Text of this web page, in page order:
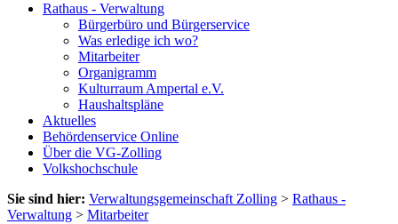
Rathaus - Verwaltung
Bürgerbüro und Bürgerservice
Was erledige ich wo?
Mitarbeiter
Organigramm
Kulturraum Ampertal e.V.
Haushaltspläne
Aktuelles
Behördenservice Online
Über die VG-Zolling
Volkshochschule
Sie sind hier: Verwaltungsgemeinschaft Zolling > Rathaus -
Verwaltung > Mitarbeiter